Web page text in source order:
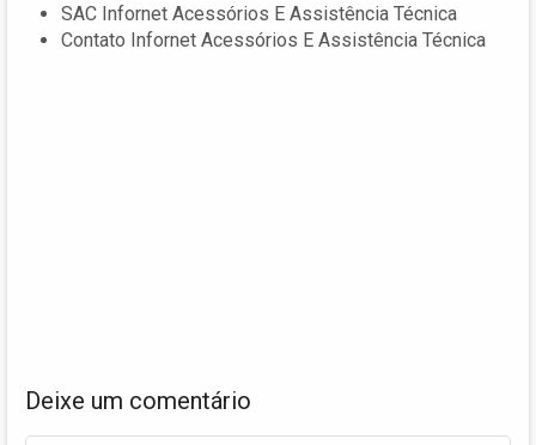
SAC Infornet Acessórios E Assistência Técnica
Contato Infornet Acessórios E Assistência Técnica
Deixe um comentário